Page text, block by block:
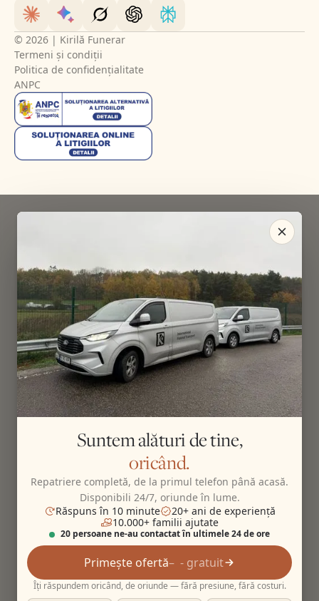
© 2026 | Kirilă Funerar
Termeni și condiții
Politica de confidențialitate
ANPC
Suntem alături de tine,
oricând.
Repatriere completă, de la primul telefon până acasă.
Disponibili 24/7, oriunde în lume.
Răspuns în 10 minute
20+ ani de experiență
10.000+ familii ajutate
20 persoane ne-au contactat în ultimele 24 de ore
Primește ofertă - gratuit
Îți răspundem oricând, de oriunde — fără presiune, fără costuri.